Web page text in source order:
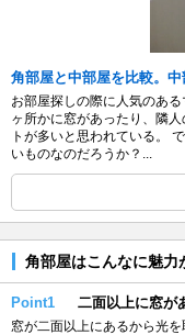
角部屋と中部屋を比較。
お部屋探しの際に人気のあ
ヶ所かに窓があったり、隣
トが多いと思われている。
いものなのだろうか？...
角部屋はこんなに魅力
Point1 二面以上に窓が
窓が二面以上にあるから光